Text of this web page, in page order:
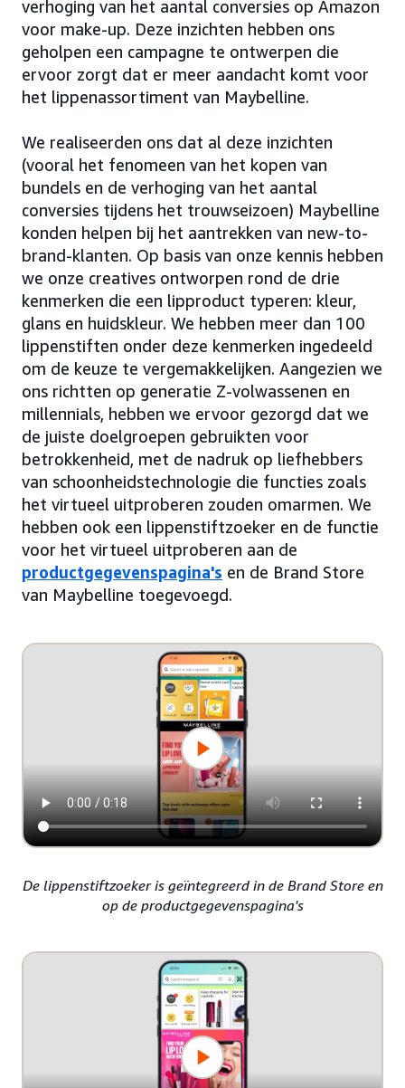
verhoging van het aantal conversies op Amazon
voor make-up. Deze inzichten hebben ons
geholpen een campagne te ontwerpen die
ervoor zorgt dat er meer aandacht komt voor
het lippenassortiment van Maybelline.
We realiseerden ons dat al deze inzichten
(vooral het fenomeen van het kopen van
bundels en de verhoging van het aantal
conversies tijdens het trouwseizoen) Maybelline
konden helpen bij het aantrekken van new-to-
brand-klanten. Op basis van onze kennis hebben
we onze creatives ontworpen rond de drie
kenmerken die een lipproduct typeren: kleur,
glans en huidskleur. We hebben meer dan 100
lippenstiften onder deze kenmerken ingedeeld
om de keuze te vergemakkelijken. Aangezien we
ons richtten op generatie Z-volwassenen en
millennials, hebben we ervoor gezorgd dat we
de juiste doelgroepen gebruikten voor
betrokkenheid, met de nadruk op liefhebbers
van schoonheidstechnologie die functies zoals
het virtueel uitproberen zouden omarmen. We
hebben ook een lippenstiftzoeker en de functie
voor het virtueel uitproberen aan de
productgegevenspagina's en de Brand Store
van Maybelline toegevoegd.
De lippenstiftzoeker is geïntegreerd in de Brand Store en
op de productgegevenspagina's